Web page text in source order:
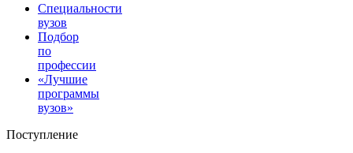
Специальности
вузов
Подбор
по
профессии
«Лучшие
программы
вузов»
Поступление